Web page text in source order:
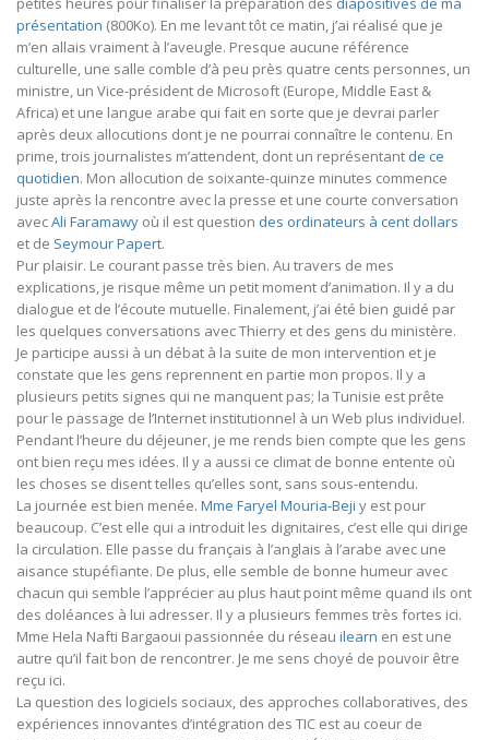
présentation (800Ko). En me levant tôt ce matin, j’ai réalisé que je
m’en allais vraiment à l’aveugle. Presque aucune référence
culturelle, une salle comble d’à peu près quatre cents personnes, un
ministre, un Vice-président de Microsoft (Europe, Middle East &
Africa) et une langue arabe qui fait en sorte que je devrai parler
après deux allocutions dont je ne pourrai connaître le contenu. En
prime, trois journalistes m’attendent, dont un représentant de ce
quotidien. Mon allocution de soixante-quinze minutes commence
juste après la rencontre avec la presse et une courte conversation
avecAli Faramawy où il est question des ordinateurs à cent dollars
et de Seymour Papert.
Pur plaisir. Le courant passe très bien. Au travers de mes
explications, je risque même un petit moment d’animation. Il y a du
dialogue et de l’écoute mutuelle. Finalement, j’ai été bien guidé par
les quelques conversations avec Thierry et des gens du ministère.
Je participe aussi à un débat à la suite de mon intervention et je
constate que les gens reprennent en partie mon propos. Il y a
plusieurs petits signes qui ne manquent pas; la Tunisie est prête
pour le passage de l’Internet institutionnel à un Web plus individuel.
Pendant l’heure du déjeuner, je me rends bien compte que les gens
ont bien reçu mes idées. Il y a aussi ce climat de bonne entente où
les choses se disent telles qu’elles sont, sans sous-entendu.
La journée est bien menée. Mme Faryel Mouria-Beji y est pour
beaucoup. C’est elle qui a introduit les dignitaires, c’est elle qui dirige
la circulation. Elle passe du français à l’anglais à l’arabe avec une
aisance stupéfiante. De plus, elle semble de bonne humeur avec
chacun qui semble l’apprécier au plus haut point même quand ils ont
des doléances à lui adresser. Il y a plusieurs femmes très fortes ici.
Mme Hela Nafti Bargaoui passionnée du réseau ilearn en est une
autre qu’il fait bon de rencontrer. Je me sens choyé de pouvoir être
reçu ici.
La question des logiciels sociaux, des approches collaboratives, des
expériences innovantes d’intégration des TIC est au coeur de